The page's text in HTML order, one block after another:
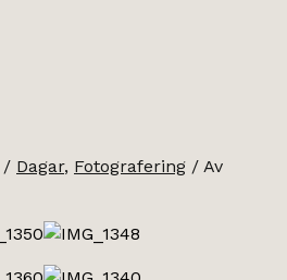
/ Dagar, Fotografering / Av